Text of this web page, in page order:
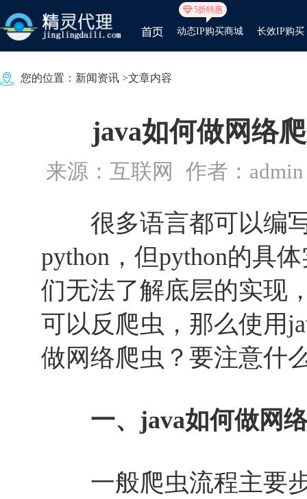
5折特惠
动态IP购买商城 长效IP购买
您的位置： 新闻资讯 >文章内容
java如何做网络
来源：互联网 作者：admin
很多语言都可以编写
python，但python的具
们无法了解底层的实现
可以反爬虫，那么使用
做网络爬虫？要注意什
一、java如何做网
一般爬虫流程主要步